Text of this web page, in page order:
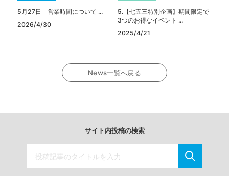
5月27日 営業時間について ...
2026/4/30
5.【七五三特別企画】期間限定で
3つのお得なイベント ...
2025/4/21
News一覧へ戻る
サイト内投稿の検索